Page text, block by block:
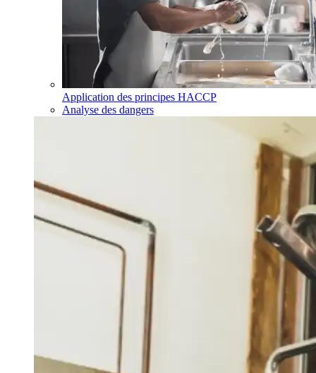
Application des principes HACCP
Analyse des dangers